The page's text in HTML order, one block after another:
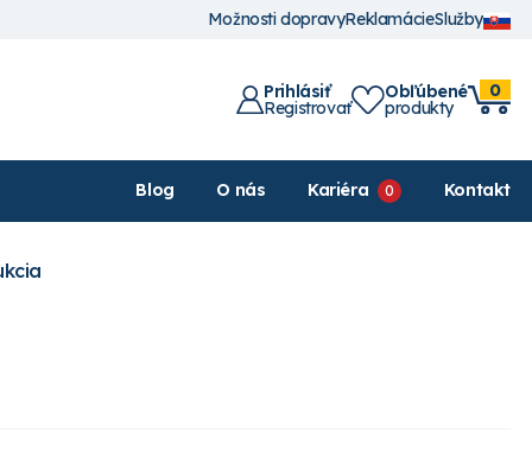
Možnosti dopravyReklamácieSlužby
Prihlásiť
Registrovať
Obľúbené
produkty
0
Blog O nás Kariéra Kontakt